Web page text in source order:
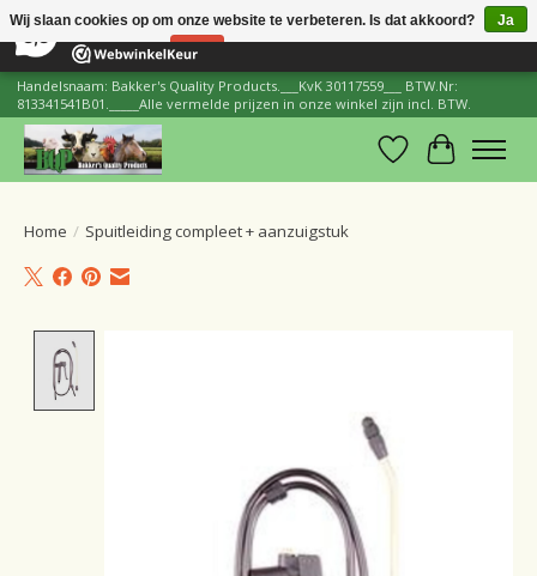
206 Reviews ×
Handelsnaam: Bakker's Quality Products.___KvK 30117559___ BTW.Nr:
813341541B01._____Alle vermelde prijzen in onze winkel zijn incl. BTW.
Verlanglijst
Home / Spuitleiding compleet + aanzuigstuk
Wij slaan cookies op om onze website te verbeteren. Is dat akkoord?
Ja
Nee